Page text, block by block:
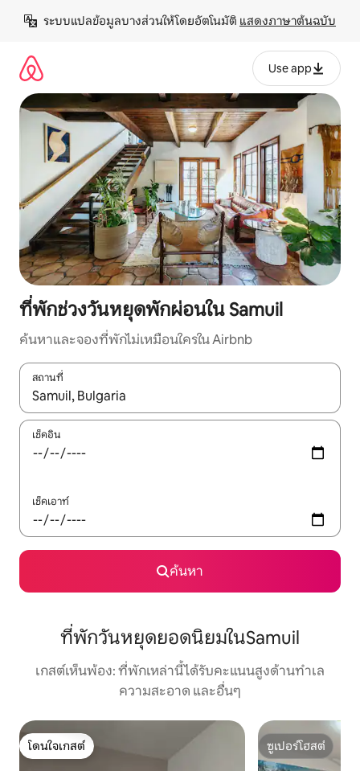
เนื้อหา
ระบบแปลข้อมูลบางส่วนให้โดยอัตโนมัติ แสดงภาษาต้นฉบับ
Use app
ที่พักช่วงวันหยุดพักผ่อนใน Samuil
ค้นหาและจองที่พักไม่เหมือนใครใน Airbnb
สถานที่
ใช้ลูกศรขึ้นลง หรือใช้การสัมผัสหรือปัด เพื่อสำรวจผลการค้นหา
เช็คอิน
เช็คเอาท์
ค้นหา
ที่พักวันหยุดยอดนิยมในSamuil
เกสต์เห็นพ้อง: ที่พักเหล่านี้ได้รับคะแนนสูงด้านทำเล
ความสะอาด และอื่นๆ
โดนใจเกสต์
โดนใจเกสต์
ซูเปอร์โฮสต์
ซูเปอร์โฮสต์